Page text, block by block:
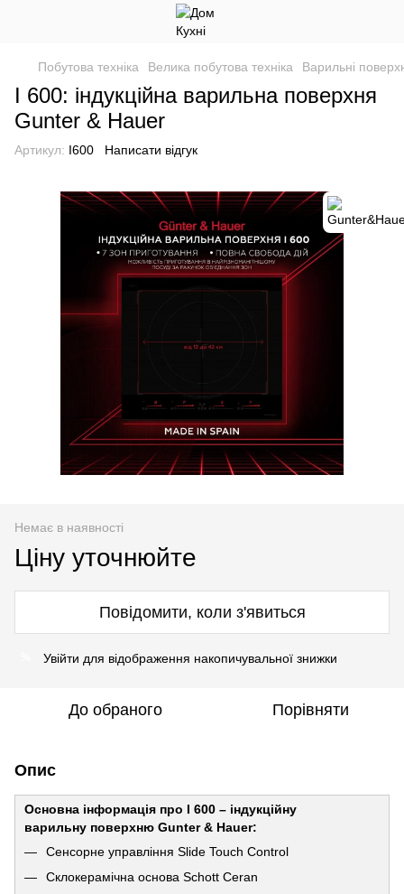
Побутова техніка Велика побутова техніка Варильні
I 600: індукційна варильна поверхня
Gunter & Hauer
Артикул: I600 Написати відгук
Немає в наявності
Ціну уточнюйте
Повідомити, коли з'явиться
Увійти для відображення накопичувальної знижки
До обраного Порівняти
Опис
Основна інформація про I 600 – індукційну
варильну поверхню Gunter & Hauer:
Сенсорне управління Slide Touch Control
Склокерамічна основа Schott Ceran